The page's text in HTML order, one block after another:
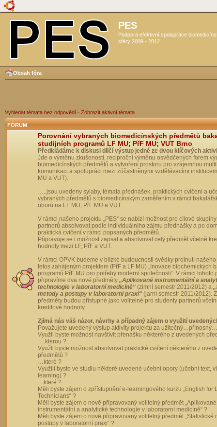
PES
Podpora efektivní spolupráce
sféry 2009 - 2012
Obsah fóra
Vyhledat témata bez odpovědí • Zobrazit aktivní témata
FÓRUM
Porovnání vybraných biomedicínských předmětů
studijních programů LF MU; PřF MU; VUT Brno
Předkládáme k diskusi dílčí výstup jedné ze dvou klíčových
Jde o výměnu zkušeností, reciproční výměnu osvědčených forem
biomedicínských předmětů a vytvoření prostoru pro vzájemnou
komunikaci a spolupráci mezi zúčastněnými vzdělávacími
MU a VUT).
…..jsou uvedeny sylaby, témata přednášek, praktických cvičení a
vybraných předmětů s biomedicínským zaměřením v rámci
oborů na LF MU, PřF MU a VUT.
V rámci našeho projektu „PES“ se nabízí možnost pro cílové
partnerů absolvovat podle individuálního zájmu přednášky a po
praktická cvičení v rámci popsaných předmětů.
Připravuje se i možnost zapsat a absolvovat celý předmět včetně
hodnoty mezi LF, PřF a VUT.
V rámci OPVK budeme v blízké budoucnosti svědky prolnutí
letos zahájeným projektem (PřF a LF MU) „Inovace biochemických
programů PřF MU pro potřeby moderní společnosti“. V rámci tohoto
připravíme dva nové předměty „Aplikované instrumentální a
technologie v laboratorní medicíně“ (zimní semestr 2011/2012) a
metody a postupy v laboratorní praxi“ (jarní semestr 2011/2012).
předměty budou přístupné jako volitelné pro studenty partnerů
kreditové hodnoty.
Zjímá nás váš názor, návrhy a případný zájem o využití
Považujete uvedený výstup aktivity projektu za
Využli byste možnost navštívit přenášku některého z uvedených
….kterou ?
Využli byste možnost absolvovat praktické cvičení některého z
předmětů ?
…které ?
Využili byste ve studiu některé uvedené učební opory (učební text,
learning) ?
…které ?
Měli byste zájem o zpřístupnění e-learningového kurzu „English for
Technicians“ ?
Měli byste zájem o nově připravovaný volitelný předmět „Aplikované
instrumentální a analytické technologie v laboratorní medicíně“ ?
Měli byste zájem o nově připravovaný volitelný předmět „Statistické
postupy v laboratorní praxi“ ?